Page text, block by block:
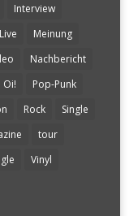
Interview
Live
Meinung
Nachbericht
Oi!
Pop-Punk
Rock
Single
tour
Vinyl